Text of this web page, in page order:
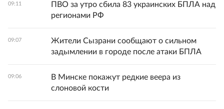
09:11
ПВО за утро сбила 83 украинских БПЛА над
регионами РФ
09:07
Жители Сызрани сообщают о сильном
задымлении в городе после атаки БПЛА
09:06
В Минске покажут редкие веера из
слоновой кости